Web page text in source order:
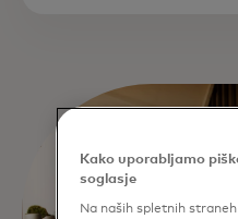
Kako uporabljamo
soglasje
Na naših spletnih